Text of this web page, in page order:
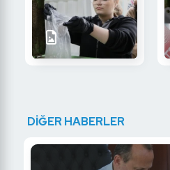
DİĞER HABERLER